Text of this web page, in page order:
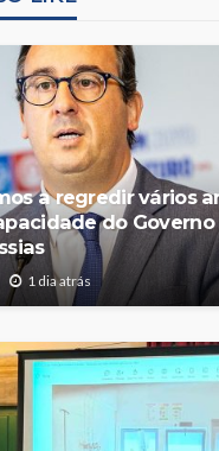
a regredir vários
do Governo
1 dia atrás